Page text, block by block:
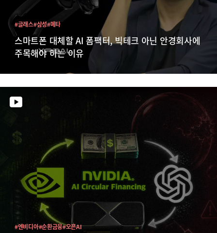
스마트폰 대체할 AI 폼팩터, 빅테크 아닌 안경회사에
주목해야 하는 이유
#글래스#삼성#메타
#엔비디아#순환금융#오픈AI